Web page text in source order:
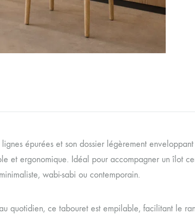
épurées et son dossier légèrement
et ergonomique. Idéal pour accompagner un îlot
wabi-sabi ou contemporain.
quotidien, ce tabouret est empilable, facilitant le